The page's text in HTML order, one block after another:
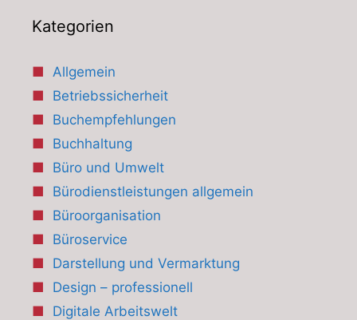
Kategorien
Allgemein
Betriebssicherheit
Buchempfehlungen
Buchhaltung
Büro und Umwelt
Bürodienstleistungen allgemein
Büroorganisation
Büroservice
Darstellung und Vermarktung
Design – professionell
Digitale Arbeitswelt